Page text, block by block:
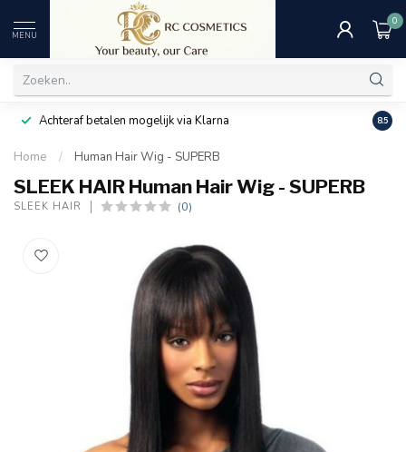
MENU
0
Achteraf betalen mogelijk via Klarna 8.5
Home / Human Hair Wig - SUPERB
SLEEK HAIR Human Hair Wig - SUPERB
SLEEK HAIR (0)